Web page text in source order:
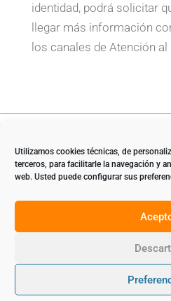
Utilizamos cookies técnicas, de
terceros, para facilitarle la navegación y
web. Usted puede configurar sus
identidad, podrá solicitar
llegar más información
los canales de Atención al
Aviso legal Política de privacidad |
© Butgas José Jover S.L.2026|
Alcantarilla,
Agencia de Envasado de Gas
968 80 07 43